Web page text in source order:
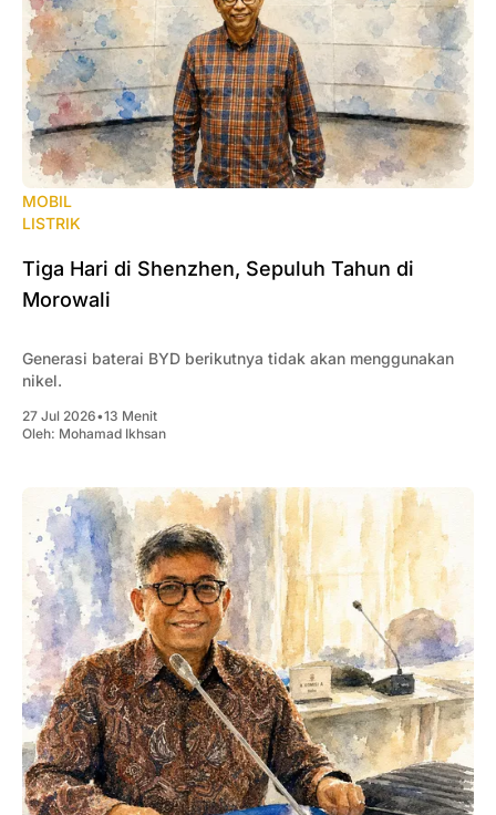
MOBIL
LISTRIK
Tiga Hari di Shenzhen, Sepuluh Tahun di
Morowali
Generasi baterai BYD berikutnya tidak akan menggunakan
nikel.
27 Jul 2026•13 Menit
Oleh: Mohamad Ikhsan